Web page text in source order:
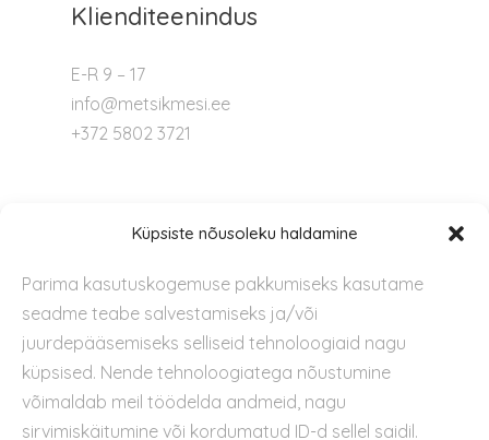
Küpsiste nõusoleku haldamine
Parima kasutuskogemuse pakkumiseks kasutame
seadme teabe salvestamiseks ja/või
juurdepääsemiseks selliseid tehnoloogiaid nagu
küpsised. Nende tehnoloogiatega nõustumine
võimaldab meil töödelda andmeid, nagu
sirvimiskäitumine või kordumatud ID-d sellel saidil.
Klienditeenindus
E-R 9 – 17
info@metsikmesi.ee
+372 5802 3721
Kontakt
Privaatsuspoliitika
Kasutustingimused
Küpsiste kasutamise poliitika